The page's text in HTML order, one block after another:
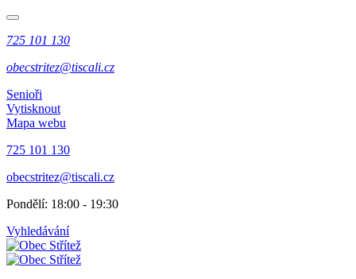
725 101 130
obecstritez@tiscali.cz
Senioři
Vytisknout
Mapa webu
725 101 130
obecstritez@tiscali.cz
Pondělí: 18:00 - 19:30
Vyhledávání